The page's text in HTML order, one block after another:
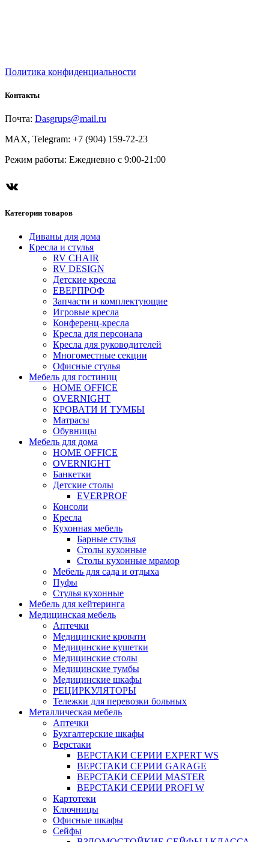
Политика конфиденциальности
Контакты
Почта: Dasgrups@mail.ru
MAX, Telegram: +7 (904) 159-72-23
Режим работы: Ежедневно с 9:00-21:00
Категории товаров
Диваны для дома
Кресла и стулья
RV CHAIR
RV DESIGN
Детские кресла
ЕВЕРПРОФ
Запчасти и комплектующие
Игровые кресла
Конференц-кресла
Кресла для персонала
Кресла для руководителей
Многоместные секции
Офисные стулья
Мебель для гостиниц
HOME OFFICE
OVERNIGHT
КРОВАТИ И ТУМБЫ
Матрасы
Обувницы
Мебель для дома
HOME OFFICE
OVERNIGHT
Банкетки
Детские столы
EVERPROF
Консоли
Кресла
Кухонная мебель
Барные стулья
Столы кухонные
Столы кухонные мрамор
Мебель для сада и отдыха
Пуфы
Стулья кухонные
Мебель для кейтеринга
Медицинская мебель
Аптечки
Медицинские кровати
Медицинские кушетки
Медицинские столы
Медицинские тумбы
Медицинские шкафы
РЕЦИРКУЛЯТОРЫ
Тележки для перевозки больных
Металлическая мебель
Аптечки
Бухгалтерские шкафы
Верстаки
ВЕРСТАКИ СЕРИИ EXPERT WS
ВЕРСТАКИ СЕРИИ GARAGE
ВЕРСТАКИ СЕРИИ MASTER
ВЕРСТАКИ СЕРИИ PROFI W
Картотеки
Ключницы
Офисные шкафы
Сейфы